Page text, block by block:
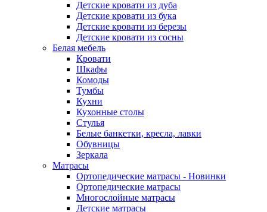
Детские кровати из дуба
Детские кровати из бука
Детские кровати из березы
Детские кровати из сосны
Белая мебель
Кровати
Шкафы
Комоды
Тумбы
Кухни
Кухонные столы
Стулья
Белые банкетки, кресла, лавки
Обувницы
Зеркала
Матрасы
Ортопедические матрасы - Новинки
Ортопедические матрасы
Многослойные матрасы
Детские матрасы